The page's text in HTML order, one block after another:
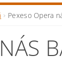
Pexeso Opera